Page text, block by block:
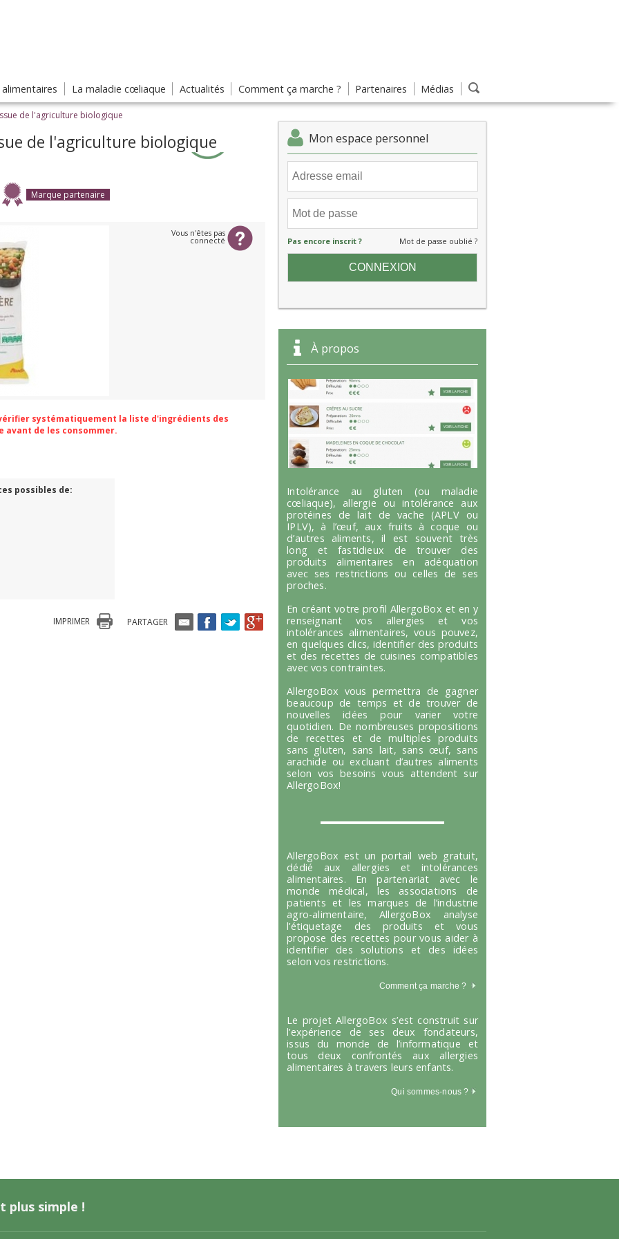
La maladie cœliaque Actualités Comment ça marche ? Partenaires Médias
de l'agriculture biologique
Mon espace personnel
Pas encore inscrit ? Mot de passe oublié ?
À propos
Intolérance au gluten (ou maladie
cœliaque), allergie ou intolérance aux
protéines de lait de vache (APLV ou
IPLV), à l’œuf, aux fruits à coque ou
d’autres aliments, il est souvent très
long et fastidieux de trouver des
produits alimentaires en adéquation
avec ses restrictions ou celles de ses
proches.
En créant votre profil AllergoBox et en y
renseignant vos allergies et vos
intolérances alimentaires, vous pouvez,
en quelques clics, identifier des produits
et des recettes de cuisines compatibles
avec vos contraintes.
AllergoBox vous permettra de gagner
beaucoup de temps et de trouver de
nouvelles idées pour varier votre
quotidien. De nombreuses propositions
de recettes et de multiples produits
sans gluten, sans lait, sans œuf, sans
arachide ou excluant d’autres aliments
selon vos besoins vous attendent sur
AllergoBox!
AllergoBox est un portail web gratuit,
dédié aux allergies et intolérances
alimentaires. En partenariat avec le
monde médical, les associations de
patients et les marques de l’industrie
agro-alimentaire, AllergoBox analyse
l’étiquetage des produits et vous
propose des recettes pour vous aider à
identifier des solutions et des idées
selon vos restrictions.
Comment ça marche ?
Le projet AllergoBox s’est construit sur
l’expérience de ses deux fondateurs,
issus du monde de l’informatique et
tous deux confrontés aux allergies
alimentaires à travers leurs enfants.
Qui sommes-nous ?
de l'agriculture biologique
Marque partenaire
Vous n'êtes pas
connecté
systématiquement la liste d'ingrédients des
avant de les consommer.
possibles de:
PARTAGER
IMPRIMER
plus simple !